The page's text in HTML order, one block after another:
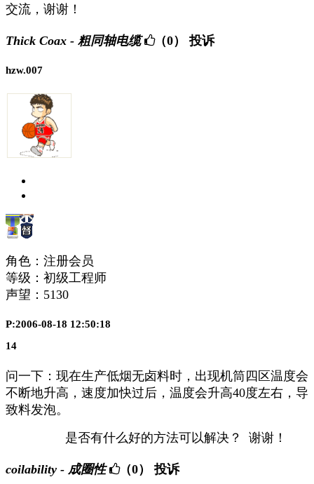
交流，谢谢！
Thick Coax - 粗同轴电缆 （0） 投诉
hzw.007
角色：注册会员
等级：初级工程师
声望： 5130
P:2006-08-18 12:50:18
14
问一下：现在生产低烟无卤料时，出现机筒四区温度会
不断地升高，速度加快过后，温度会升高40度左右，导
致料发泡。
是否有什么好的方法可以解决？ 谢谢！
coilability - 成圈性 （0） 投诉